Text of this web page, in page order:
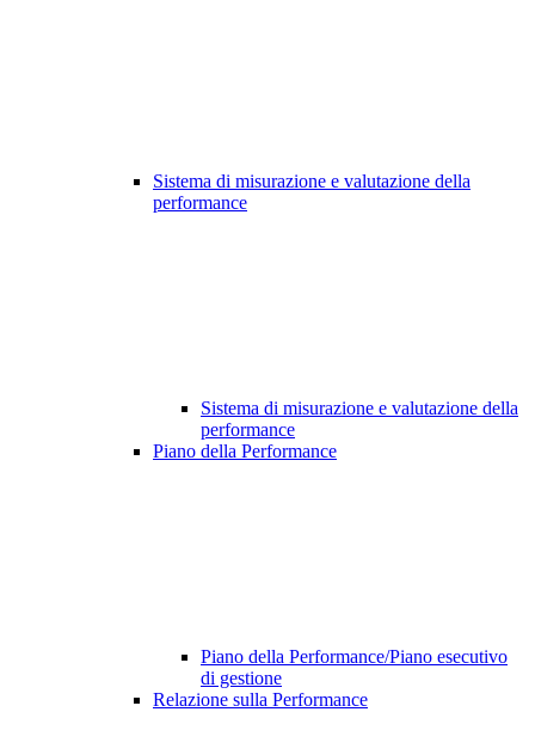
Sistema di misurazione e valutazione della
performance
Sistema di misurazione e valutazione della
performance
Piano della Performance
Piano della Performance/Piano esecutivo
di gestione
Relazione sulla Performance